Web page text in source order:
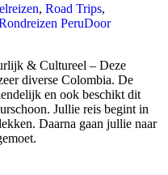
, Road Trips,
PeruDoor
& Cultureel – Deze
diverse Colombia. De
en ook beschikt dit
Jullie reis begint in
Daarna gaan jullie naar